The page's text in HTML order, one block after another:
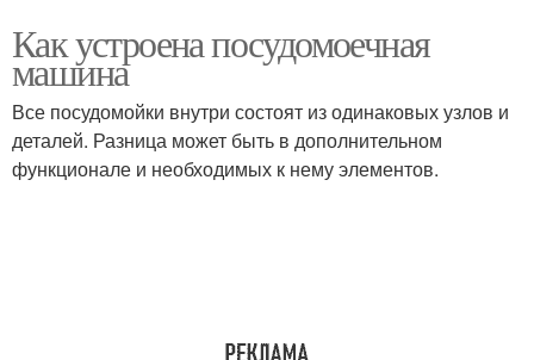
Как устроена посудомоечная
машина
Все посудомойки внутри состоят из одинаковых узлов и
деталей. Разница может быть в дополнительном
функционале и необходимых к нему элементов.